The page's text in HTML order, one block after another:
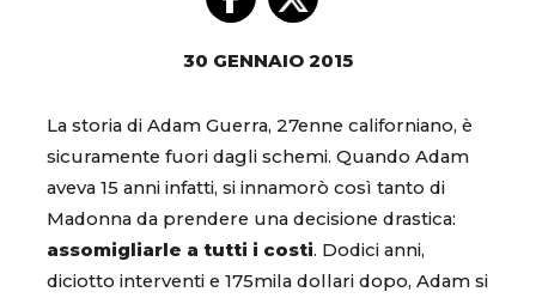
30 GENNAIO 2015
La storia di Adam Guerra, 27enne californiano, è
sicuramente fuori dagli schemi. Quando Adam
aveva 15 anni infatti, si innamorò così tanto di
Madonna da prendere una decisione drastica:
assomigliarle a tutti i costi. Dodici anni,
diciotto interventi e 175mila dollari dopo, Adam si